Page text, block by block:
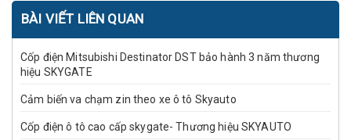
BÀI VIẾT LIÊN QUAN
Cốp điện Mitsubishi Destinator DST bảo hành 3 năm thương
hiệu SKYGATE
Cảm biến va chạm zin theo xe ô tô Skyauto
Cốp điện ô tô cao cấp skygate- Thương hiệu SKYAUTO